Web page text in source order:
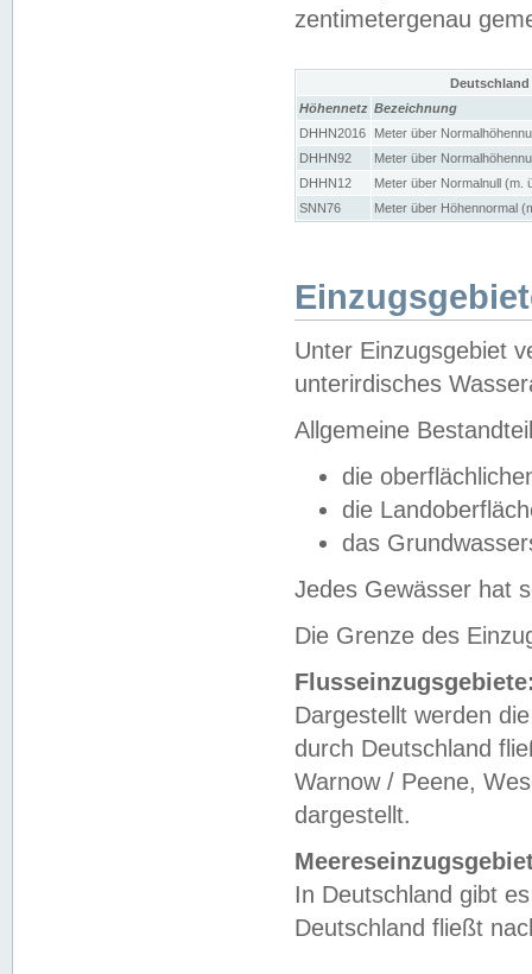
zentimetergenau
Höhennetz Bezeichnung
DHHN2016
Meter über
DHHN92
Meter über
DHHN12
Meter über Normalnull (m.
SNN76
Meter über Höhennormal
Unter Einzugsgebiet
unterirdisches
Allgemeine
die
die
das
Jedes Gewässer hat
Die Grenze des
Dargestellt werden
durch Deutschland
Warnow / Peene,
dargestellt.
In Deutschland gibt
Deutschland fließt